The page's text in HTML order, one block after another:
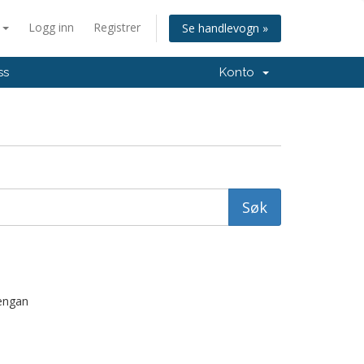
Logg inn Registrer Se handlevogn »
Konto